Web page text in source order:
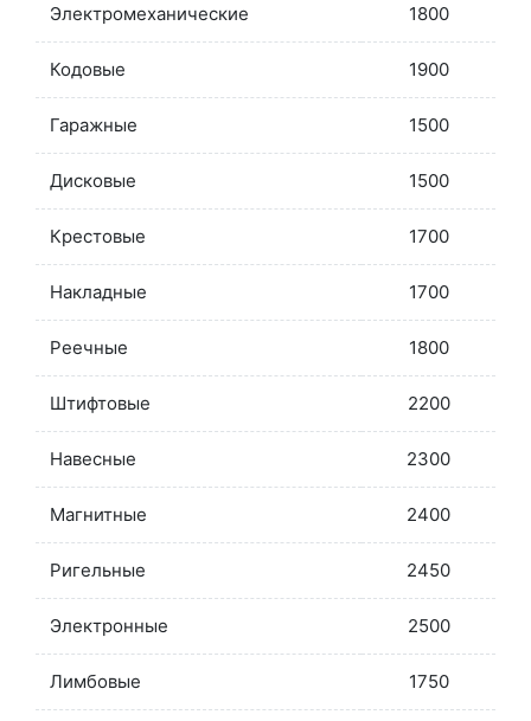
Электромеханические 1800
Кодовые 1900
Гаражные 1500
Дисковые 1500
Крестовые 1700
Накладные 1700
Реечные 1800
Штифтовые 2200
Навесные 2300
Магнитные 2400
Ригельные 2450
Электронные 2500
Лимбовые 1750